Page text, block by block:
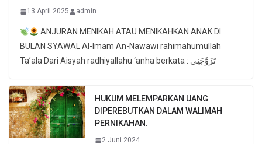
13 April 2025 admin
ANJURAN MENIKAH ATAU MENIKAHKAN ANAK DI
BULAN SYAWAL Al-Imam An-Nawawi rahimahumullah
Ta’ala Dari Aisyah radhiyallahu ‘anha berkata : تَزَوَّجَنِي
HUKUM MELEMPARKAN UANG
DIPEREBUTKAN DALAM WALIMAH
PERNIKAHAN.
2 Juni 2024